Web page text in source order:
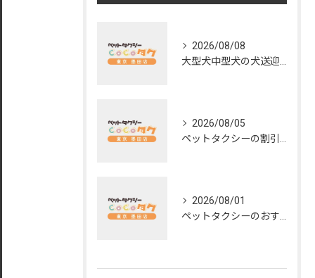
2026/08/08
2026/08/05
2026/08/01